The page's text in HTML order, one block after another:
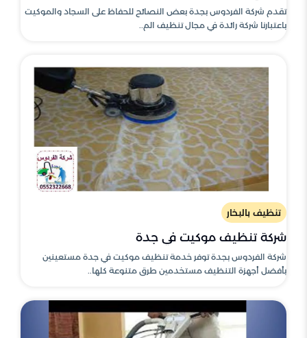
تقدم شركة الفردوس بجدة بعض النصائح للحفاظ على السجاد والموكيت
باعتبارنا شركة رائدة في مجال تنظيف الم..
تنظيف بالبخار
شركة تنظيف موكيت في جدة
شركة الفردوس بجدة توفر خدمة تنظيف موكيت في جدة مستعينين
بأفضل أجهزة التنظيف مستخدمين طرق متنوعة كلها..